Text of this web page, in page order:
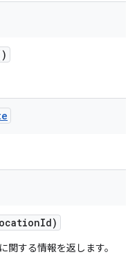
Id)
関する情報を返します。